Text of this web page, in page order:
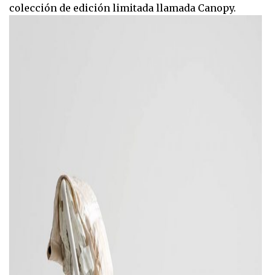
colección de edición limitada llamada Canopy.